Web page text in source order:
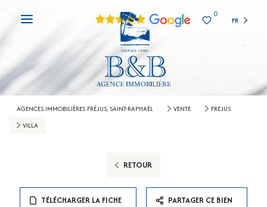
0
FR
AGENCES IMMOBILIÈRES FRÉJUS, SAINT-RAPHAËL VENTE
FREJUS
VILLA
RETOUR
TÉLÉCHARGER LA FICHE PARTAGER CE BIEN